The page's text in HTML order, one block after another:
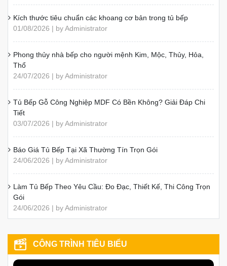
Kích thước tiêu chuẩn các khoang cơ bản trong tủ bếp
01/08/2026 | by Administrator
Phong thủy nhà bếp cho người mệnh Kim, Mộc, Thủy, Hỏa,
Thổ
24/07/2026 | by Administrator
Tủ Bếp Gỗ Công Nghiệp MDF Có Bền Không? Giải Đáp Chi
Tiết
03/07/2026 | by Administrator
Báo Giá Tủ Bếp Tại Xã Thường Tín Trọn Gói
24/06/2026 | by Administrator
Làm Tủ Bếp Theo Yêu Cầu: Đo Đạc, Thiết Kế, Thi Công Trọn
Gói
24/06/2026 | by Administrator
CÔNG TRÌNH TIÊU BIỂU